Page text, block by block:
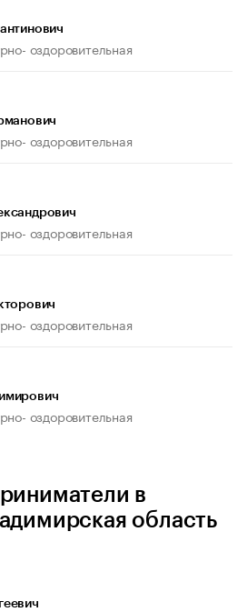
оздоровительная
оздоровительная
оздоровительная
оздоровительная
оздоровительная
в
область